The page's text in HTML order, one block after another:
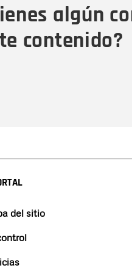
algún
contenido?
del sitio